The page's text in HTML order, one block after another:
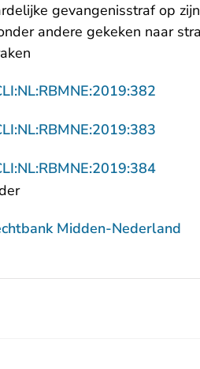
gevangenisstraf op
andere gekeken naar
- U
Midden-Nederland